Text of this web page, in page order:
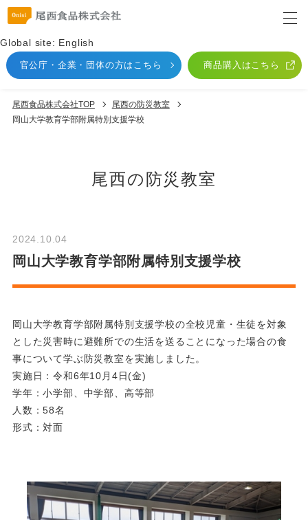
Global site: English
官公庁・企業・団体の方はこちら 商品購入はこちら
尾西食品株式会社TOP
尾⻄の防災教室
岡山大学教育学部附属特別支援学校
尾⻄の防災教室
2024.10.04
岡山大学教育学部附属特別支援学校
岡山大学教育学部附属特別支援学校の全校児童・生徒を対象
とした災害時に避難所での生活を送ることになった場合の食
事について学ぶ防災教室を実施しました。
実施日：令和6年10月4日(金)
学年：小学部、中学部、高等部
人数：58名
形式：対面